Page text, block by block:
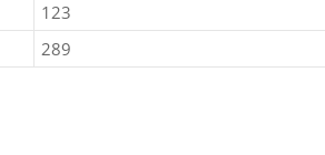
123
289